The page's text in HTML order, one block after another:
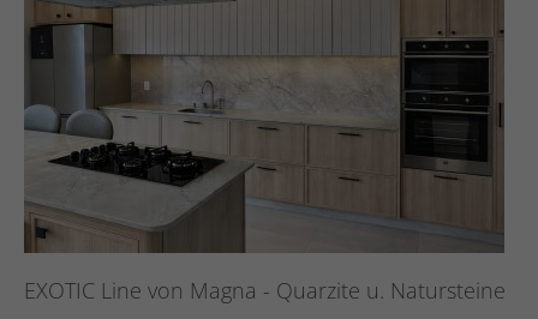
EXOTIC Line von Magna ­- Quarzite u. Natursteine